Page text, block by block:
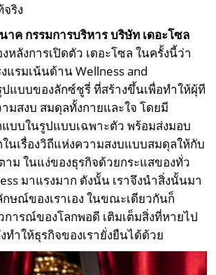
ริง
ค กรรมการบริหาร บริษัท เดอะโซล
หลังการเปิดตัว เดอะโซล ในครั้งนี้ว่า
แรมเน้นด้าน Wellness and
แบบของลักซ์ชูรี่ ที่สร้างขึ้นเพื่อทำให้ผุ้ที
มสงบ สมดุลทั้งกายและใจ โดยมี
บบในรูปแบบเฉพาะตัว พร้อมส่งมอบ
นเรื่องวิถีแห่งความสงบแบบสมดุลให้กับ
าม ในแง่ของธุรกิจด้วยกระแสของทั่ว
มาแรงมาก ดังนั้น เราจึงนำสิ่งนั้นมา
ษณ์ของเราเอง ในขณะเดียวกันก็
ารณ์ของโลกพอดี เติมเต็มสิ่งที่หายไป
ทำให้ธุรกิจของเรายั่งยืนได้ด้วย